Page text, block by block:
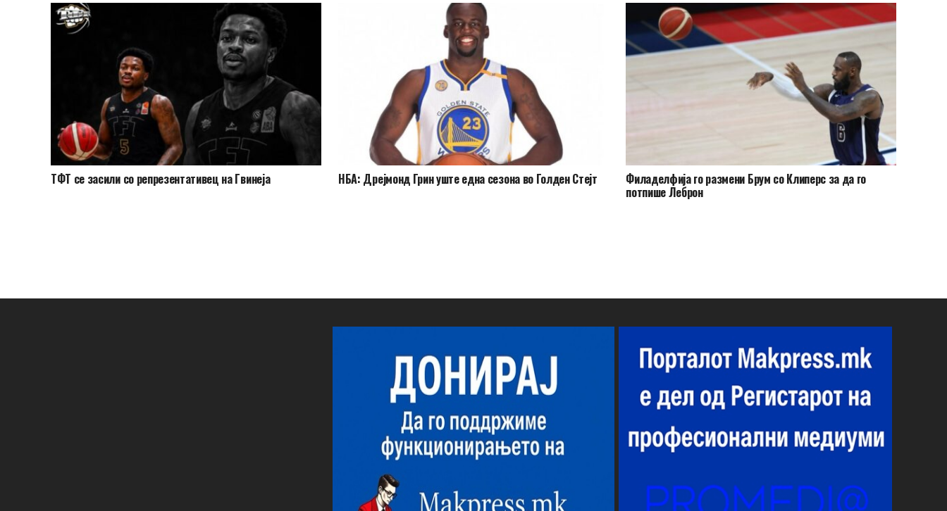
ТФТ се засили со репрезентативец на Гвинеја НБА: Дрејмонд Грин уште една сезона во Голден Стејт Филаделфија го размени Брум со Клиперс за да го
потпише Леброн